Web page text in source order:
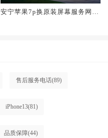
安宁苹果7p换原装屏幕服务网点
售后服务电话(89)
iPhone13(81)
品质保障(44)